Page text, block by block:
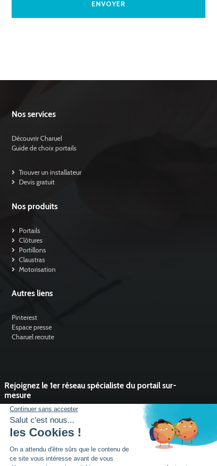
Nos services
Découvrir Charuel
Guide de choix portails
Trouver un installateur
Devis gratuit
Nos produits
Portails
Clôtures
Portillons
Claustras
Motorisation
Autres liens
Pinterest
Espace presse
Charuel recrute
Rejoignez le 1er réseau spécialiste du portail sur-
mesure
Vous souhaitez développer l'activité portail de votre entreprise ?
Rejoindre un réseau dynamique, avec un service et des outils qui
font la différence ?